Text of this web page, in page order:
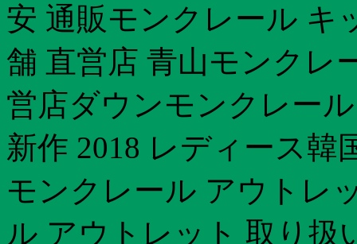
安 通販モンクレール キ
舗 直営店 青山モンクレ
営店ダウンモンクレー
新作 2018 レディース
モンクレール アウトレ
ル アウトレット 取り扱